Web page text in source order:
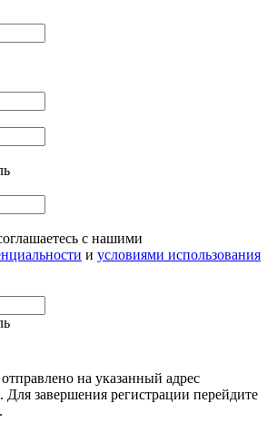
с нашими
и условиями использования
на указанный адрес
Для завершения регистрации перейдите